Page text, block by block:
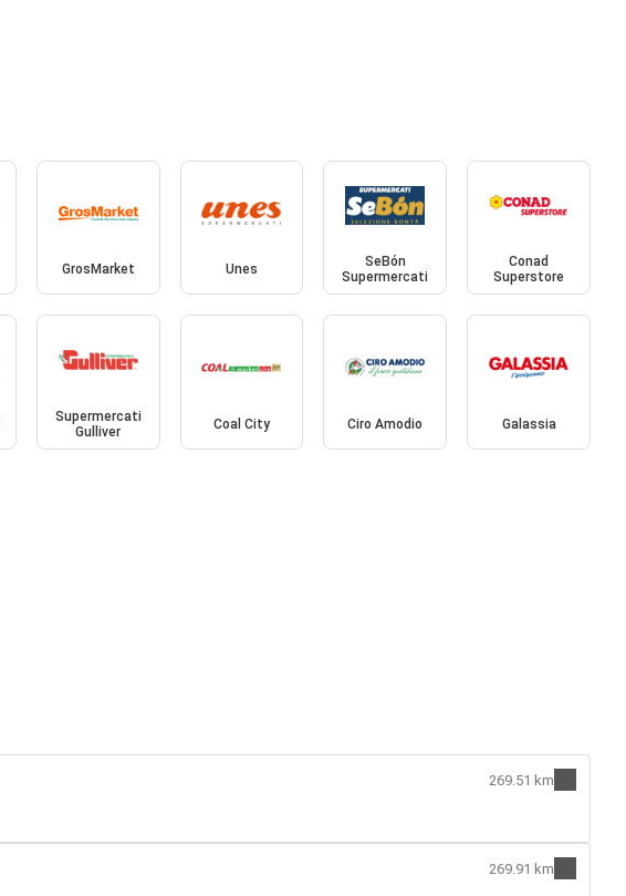
GrosMarket Unes
SeBón
Supermercati
Conad
Superstore
Supermercati
Gulliver
Coal City Ciro Amodio Galassia
269.51 km
269.91 km